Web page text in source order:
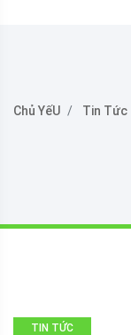
Chủ YếU Tin Tức
TIN TỨC